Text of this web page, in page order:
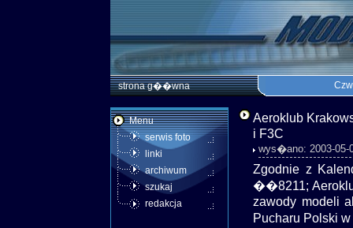
strona g��wna
Menu
serwis foto
linki
archiwum
szukaj
redakcja
Aeroklub
i F3C
wys�ano: 2003-05-
Zgodnie z
��8211;
zawody modeli
Pucharu Polski